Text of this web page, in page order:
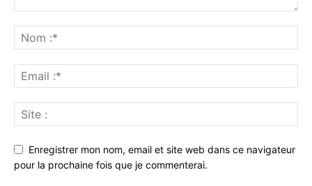
Enregistrer mon nom, email et site web dans ce navigateur
pour la prochaine fois que je commenterai.